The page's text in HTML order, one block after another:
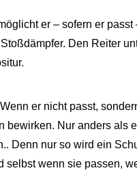
er – sofern er
Den Reiter
er nicht passt,
Nur anders als
Denn nur so wird ein
wenn sie passen,